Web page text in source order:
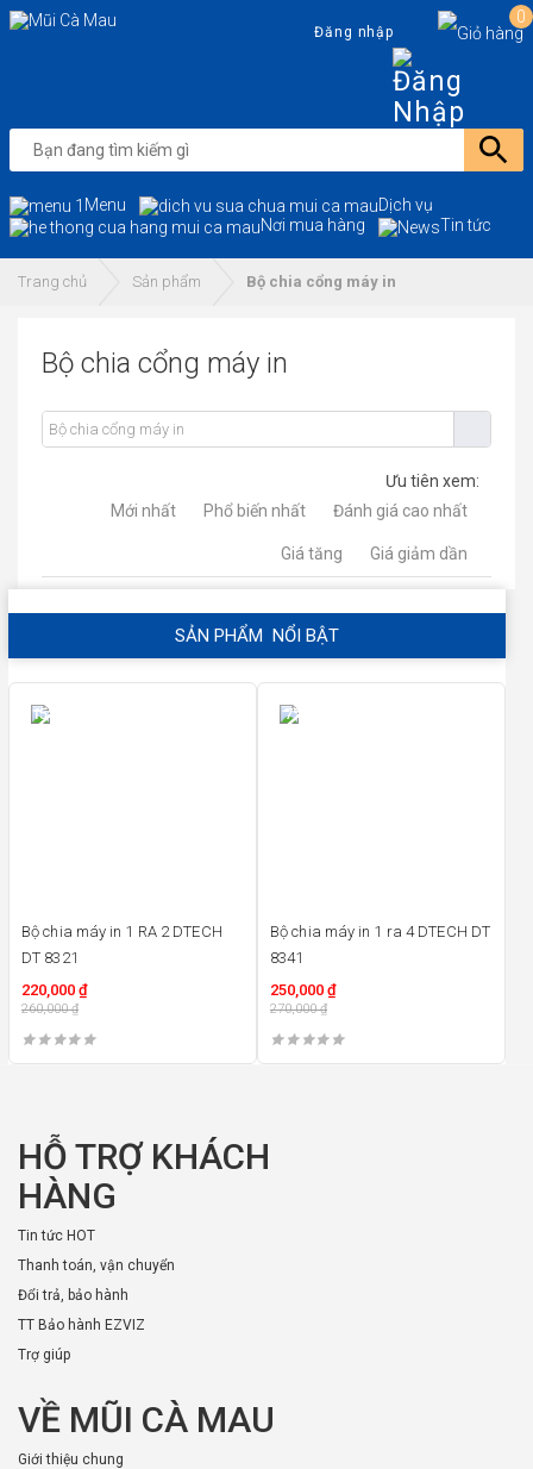
Đăng nhập
0
Menu
Dịch vụ
Nơi mua hàng
Tin tức
Trang chủ Sản phẩm Bộ chia cổng máy in
Bộ chia cổng máy in
Ưu tiên xem:
Mới nhất
Phổ biến nhất Đánh giá cao nhất
Giá tăng Giá giảm dần
SẢN PHẨM NỔI BẬT
15%
Bộ chia máy in 1 RA 2 DTECH
DT 8321
220,000 ₫
260,000₫
7%
Bộ chia máy in 1 ra 4 DTECH DT
8341
250,000 ₫
270,000₫
HỖ TRỢ KHÁCH
HÀNG
Tin tức HOT
Thanh toán, vận chuyển
Đổi trả, bảo hành
TT Bảo hành EZVIZ
Trợ giúp
VỀ MŨI CÀ MAU
Giới thiệu chung